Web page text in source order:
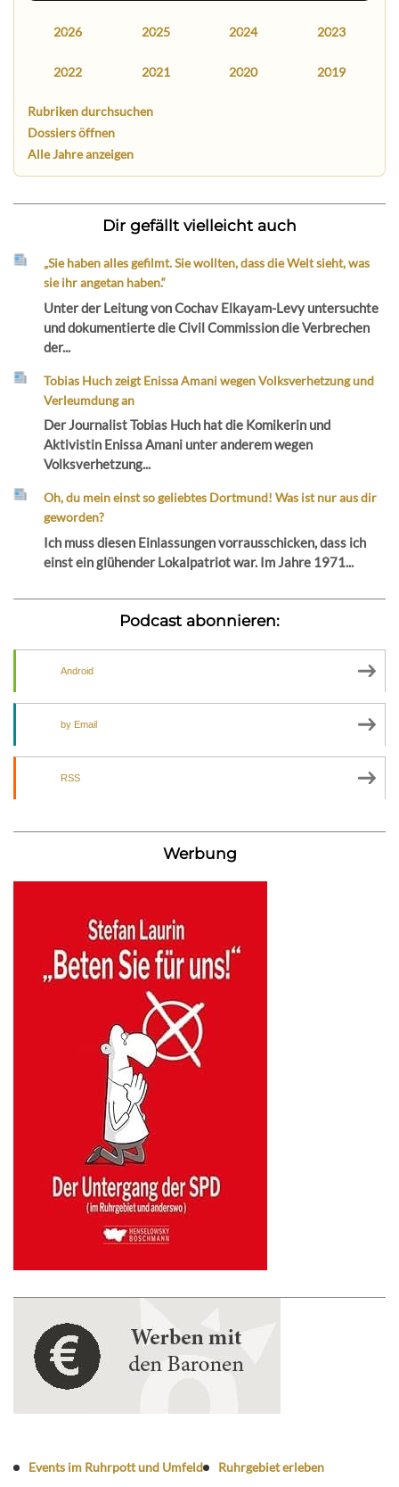
2026 2025 2024 2023
2022 2021 2020 2019
Rubriken durchsuchen
Dossiers öffnen
Alle Jahre anzeigen
Dir gefällt vielleicht auch
„Sie haben alles gefilmt. Sie wollten, dass die Welt sieht, was
sie ihr angetan haben.“
Unter der Leitung von Cochav Elkayam-Levy untersuchte
und dokumentierte die Civil Commission die Verbrechen
der...
Tobias Huch zeigt Enissa Amani wegen Volksverhetzung und
Verleumdung an
Der Journalist Tobias Huch hat die Komikerin und
Aktivistin Enissa Amani unter anderem wegen
Volksverhetzung...
Oh, du mein einst so geliebtes Dortmund! Was ist nur aus dir
geworden?
Ich muss diesen Einlassungen vorrausschicken, dass ich
einst ein glühender Lokalpatriot war. Im Jahre 1971...
Podcast abonnieren:
Android
by Email
RSS
Werbung
Events im Ruhrpott und Umfeld Ruhrgebiet erleben